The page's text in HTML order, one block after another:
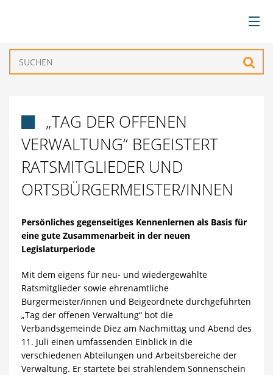
BÜRGERSERVICE
GEMEINDEN
TOURISMUS & FREIZEIT
WIRTSCHAFT
„TAG DER OFFENEN
VERWALTUNG“ BEGEISTERT
RATSMITGLIEDER UND
ORTSBÜRGERMEISTER/INNEN
Persönliches gegenseitiges Kennenlernen als Basis für
eine gute Zusammenarbeit in der neuen
Legislaturperiode
Mit dem eigens für neu- und wiedergewählte
Ratsmitglieder sowie ehrenamtliche
Bürgermeister/innen und Beigeordnete durchgeführten
„Tag der offenen Verwaltung“ bot die
Verbandsgemeinde Diez am Nachmittag und Abend des
11. Juli einen umfassenden Einblick in die
verschiedenen Abteilungen und Arbeitsbereiche der
Verwaltung. Er startete bei strahlendem Sonnenschein